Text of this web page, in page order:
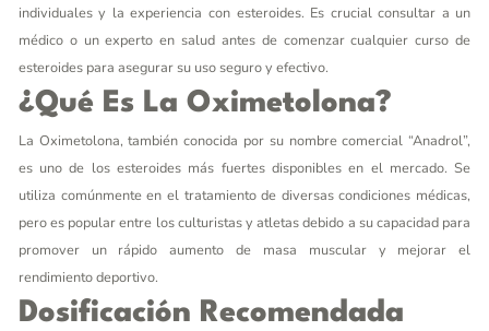
individuales y la experiencia con esteroides. Es crucial consultar a un
médico o un experto en salud antes de comenzar cualquier curso de
esteroides para asegurar su uso seguro y efectivo.
¿Qué Es La Oximetolona?
La Oximetolona, también conocida por su nombre comercial “Anadrol”,
es uno de los esteroides más fuertes disponibles en el mercado. Se
utiliza comúnmente en el tratamiento de diversas condiciones médicas,
pero es popular entre los culturistas y atletas debido a su capacidad para
promover un rápido aumento de masa muscular y mejorar el
rendimiento deportivo.
Dosificación Recomendada